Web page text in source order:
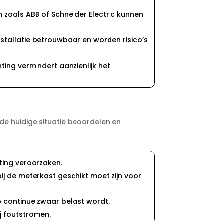
ABB of Schneider Electric kunnen
betrouwbaar en worden risico’s
vermindert aanzienlijk het
huidige situatie beoordelen en
veroorzaken.​
de meterkast geschikt moet zijn voor
zwaar belast wordt.​
foutstromen.​